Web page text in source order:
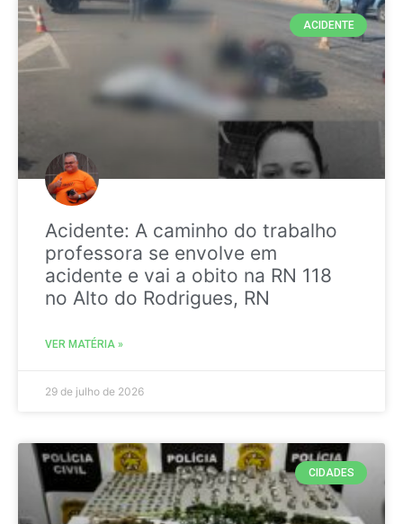
ACIDENTE
Acidente: A caminho do trabalho
professora se envolve em
acidente e vai a obito na RN 118
no Alto do Rodrigues, RN
VER MATÉRIA »
29 de julho de 2026
CIDADES